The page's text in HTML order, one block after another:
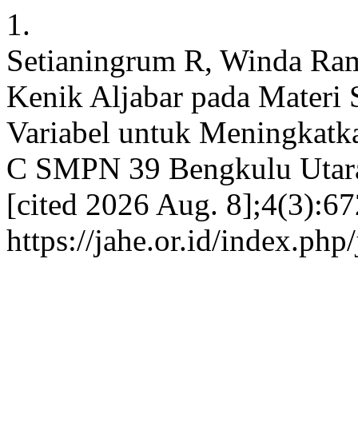
1.
Setianingrum R, Winda
Kenik Aljabar pada Materi
Variabel untuk
C SMPN 39 Bengkulu
[cited 2026 Aug.
https://jahe.or.id/